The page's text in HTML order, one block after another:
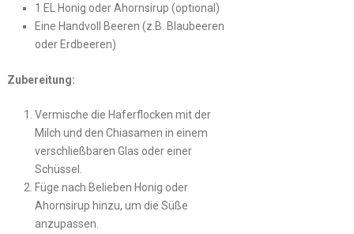
1 EL Honig oder Ahornsirup (optional)
Eine Handvoll Beeren (z.B. Blaubeeren
oder Erdbeeren)
Zubereitung:
Vermische die Haferflocken mit der
Milch und den Chiasamen in einem
verschließbaren Glas oder einer
Schüssel.
Füge nach Belieben Honig oder
Ahornsirup hinzu, um die Süße
anzupassen.